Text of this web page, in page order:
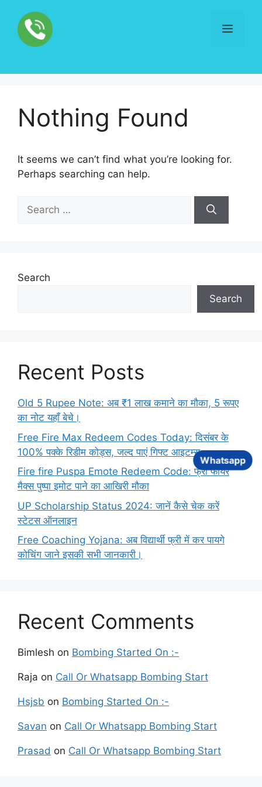
Whatsapp
content
Menu
Nothing Found
It seems we can’t find what you’re looking for.
Perhaps searching can help.
Search
for:
Search
Search
Recent Posts
Old 5 Rupee Note: अब ₹1 लाख कमाने का मौका, 5 रूपए
का नोट यहाँ बेचे।
Free Fire Max Redeem Codes Today: दिसंबर के
100% पक्के रिडीम कोड्स, जल्द पाएं गिफ्ट आइटम्स
Fire fire Puspa Emote Redeem Code: फ्री फायर
मैक्स पुष्पा इमोट पाने का आखिरी मौका
UP Scholarship Status 2024: जानें कैसे चेक करें
स्टेटस ऑनलाइन
Free Coaching Yojana: अब विद्यार्थी फ्री में कर पायगे
कोचिंग जाने इसकी सभी जानकारी।
Recent Comments
Bimlesh on Bombing Started On :-
Raja on Call Or Whatsapp Bombing Start
Hsjsb on Bombing Started On :-
Savan on Call Or Whatsapp Bombing Start
Prasad on Call Or Whatsapp Bombing Start